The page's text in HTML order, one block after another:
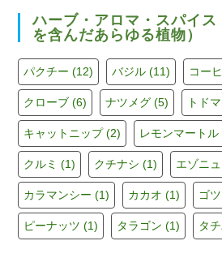
c
e
b
o
o
k
a
gr
a
m
tt
er
u
T
u
b
e
C
h
a
n
n
ハーブ・アロマ・スパイ
を含んだあらゆる植物）
パクチー (12) バジル (11) コー
クローブ (6) ナツメグ (5) トド
キャットニップ(2) レモンマートル
クルミ (1) クチナシ (1) エゾニ
カラマンシー (1) カカオ (1) ゴ
ピーナッツ (1) タラゴン (1) タ